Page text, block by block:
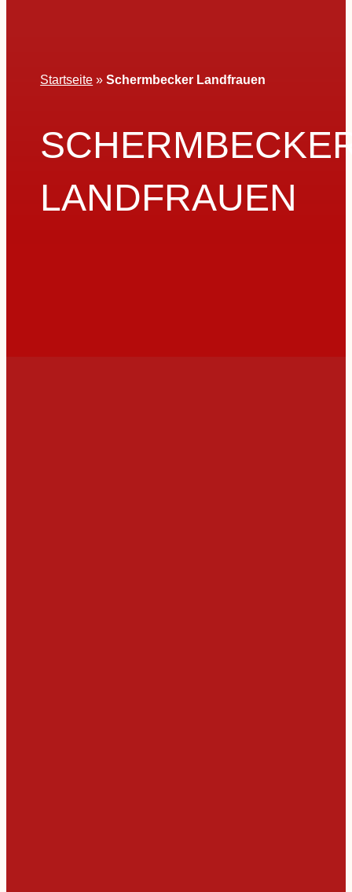
Startseite »Schermbecker Landfrauen
LANDFRAUEN